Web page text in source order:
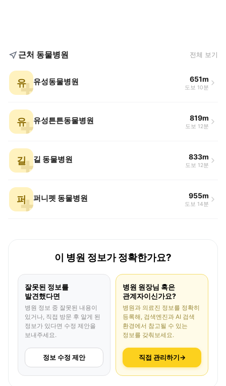
근처 동물병원 전체 보기
유 유성동물병원 651m
도보 10분
유 유성튼튼동물병원 819m
도보 12분
길 길 동물병원 833m
도보 12분
퍼 퍼니펫 동물병원 955m
도보 14분
이 병원 정보가 정확한가요?
잘못된 정보를
발견했다면
병원 정보 중 잘못된 내용이
있거나, 직접 방문 후 알게 된
정보가 있다면 수정 제안을
보내주세요.
정보 수정 제안
병원 원장님 혹은
관계자이신가요?
병원과 의료진 정보를 정확히
등록해, 검색엔진과 AI 검색
환경에서 참고될 수 있는
정보를 갖춰보세요.
직접 관리하기→